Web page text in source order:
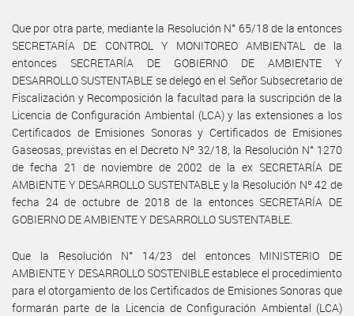
Que por otra parte, mediante la Resolución N° 65/18 de la entonces
SECRETARÍA DE CONTROL Y MONITOREO AMBIENTAL de la
entonces SECRETARÍA DE GOBIERNO DE AMBIENTE Y
DESARROLLO SUSTENTABLE se delegó en el Señor Subsecretario de
Fiscalización y Recomposición la facultad para la suscripción de la
Licencia de Configuración Ambiental (LCA) y las extensiones a los
Certificados de Emisiones Sonoras y Certificados de Emisiones
Gaseosas, previstas en el Decreto Nº 32/18, la Resolución N° 1270
de fecha 21 de noviembre de 2002 de la ex SECRETARÍA DE
AMBIENTE Y DESARROLLO SUSTENTABLE y la Resolución Nº 42 de
fecha 24 de octubre de 2018 de la entonces SECRETARÍA DE
GOBIERNO DE AMBIENTE Y DESARROLLO SUSTENTABLE.
Que la Resolución N° 14/23 del entonces MINISTERIO DE
AMBIENTE Y DESARROLLO SOSTENIBLE establece el procedimiento
para el otorgamiento de los Certificados de Emisiones Sonoras que
formarán parte de la Licencia de Configuración Ambiental (LCA)